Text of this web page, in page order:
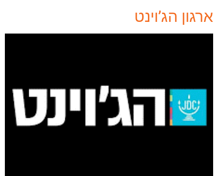
ארגון הג’וינט